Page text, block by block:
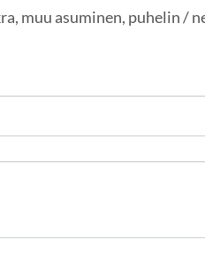
muu asuminen, puhelin /